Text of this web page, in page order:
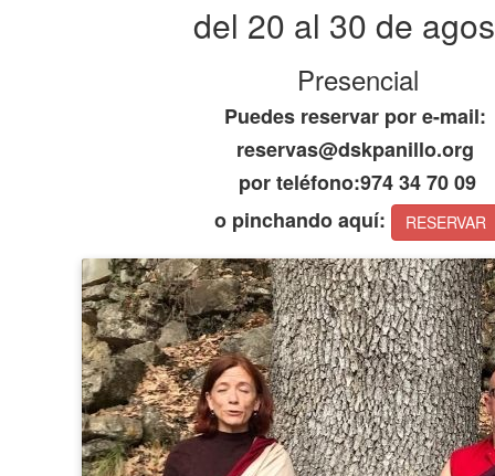
del 20 al 30 de
Presencial
Puedes reservar por e-mail:
reservas@dskpanillo.org
por teléfono:974 34 70 09
o pinchando aquí:
RESERVAR